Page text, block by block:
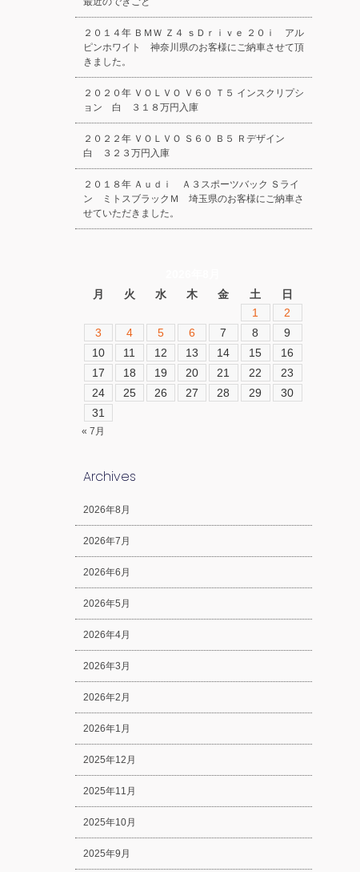
２０１４年 ＢＭＷ Ｚ４ ｓＤｒｉｖｅ ２０ｉ アル
ピンホワイト 神奈川県のお客様にご納車させて頂
きました。
２０２０年 ＶＯＬＶＯ Ｖ６０ Ｔ５ インスクリプシ
ョン 白 ３１８万円入庫
２０２２年 ＶＯＬＶＯ Ｓ６０ Ｂ５ Ｒデザイン
白 ３２３万円入庫
２０１８年 Ａｕｄｉ Ａ３スポーツバック Ｓライ
ン ミトスブラックＭ 埼玉県のお客様にご納車さ
せていただきました。
月
火 水 木 金 土
日
1
2
3
4 5 6 7 8
9
10
11 12 13 14 15
16
17
18 19 20 21 22
23
24
25 26 27 28 29
30
31
« 7月
Archives
2026年8月
2026年7月
2026年6月
2026年5月
2026年4月
2026年3月
2026年2月
2026年1月
2025年12月
2025年11月
2025年10月
2025年9月